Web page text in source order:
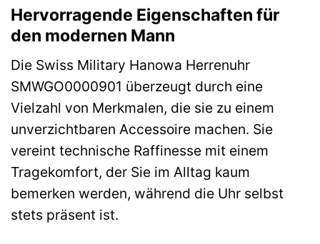
Hervorragende Eigenschaften für
den modernen Mann
Die Swiss Military Hanowa Herrenuhr
SMWGO0000901 überzeugt durch eine
Vielzahl von Merkmalen, die sie zu einem
unverzichtbaren Accessoire machen. Sie
vereint technische Raffinesse mit einem
Tragekomfort, der Sie im Alltag kaum
bemerken werden, während die Uhr selbst
stets präsent ist.